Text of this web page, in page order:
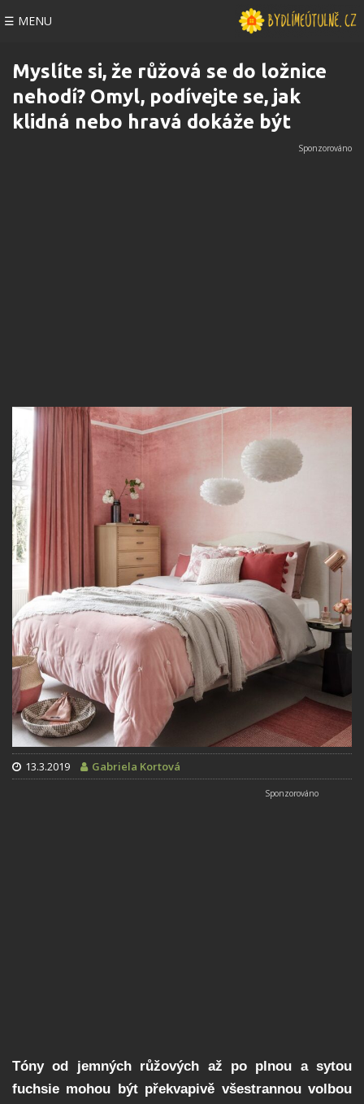
☰ MENU
Myslíte si, že růžová se do ložnice
nehodí? Omyl, podívejte se, jak
klidná nebo hravá dokáže být
13.3.2019 Gabriela Kortová
Tóny od jemných růžových až po plnou a sytou
fuchsie mohou být překvapivě všestrannou volbou